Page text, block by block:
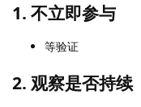
1. 不立即参与
等验证
2. 观察是否持续